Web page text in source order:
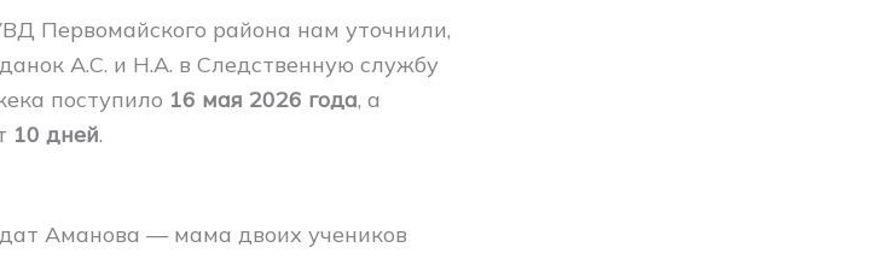
Первомайского района нам уточнили,
А.С. и Н.А. в Следственную службу
поступило 16 мая 2026 года, а
10 дней.
Аманова — мама двоих учеников